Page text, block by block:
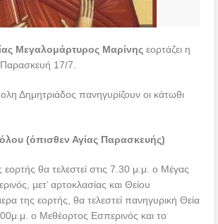
Μεγαλομάρτυρος Μαρίνης εορτάζει η
17/7.
Δημητριάδος πανηγυρίζουν οι κάτωθι
(όπισθεν Αγίας Παρασκευής)
θα τελεστεί στις 7.30 μ.μ. ο Μέγας
μετ’ αρτοκλασίας και Θείου
της εορτής, θα τελεστεί πανηγυρική Θεία
ο Μεθέορτος Εσπερινός και το